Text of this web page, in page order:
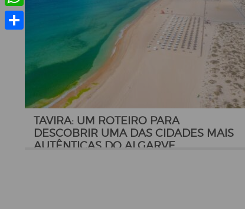
TAVIRA: UM ROTEIRO PARA
DESCOBRIR UMA DAS CIDADES MAIS
AUTÊNTICAS DO ALGARVE
WhatsApp